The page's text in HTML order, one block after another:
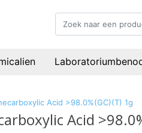
Acid >98.0%(GC)(T) 1g
Acid